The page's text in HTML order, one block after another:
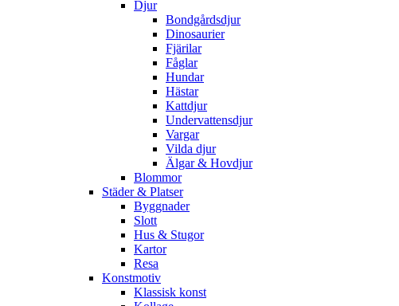
Djur
Bondgårdsdjur
Dinosaurier
Fjärilar
Fåglar
Hundar
Hästar
Kattdjur
Undervattensdjur
Vargar
Vilda djur
Älgar & Hovdjur
Blommor
Städer & Platser
Byggnader
Slott
Hus & Stugor
Kartor
Resa
Konstmotiv
Klassisk konst